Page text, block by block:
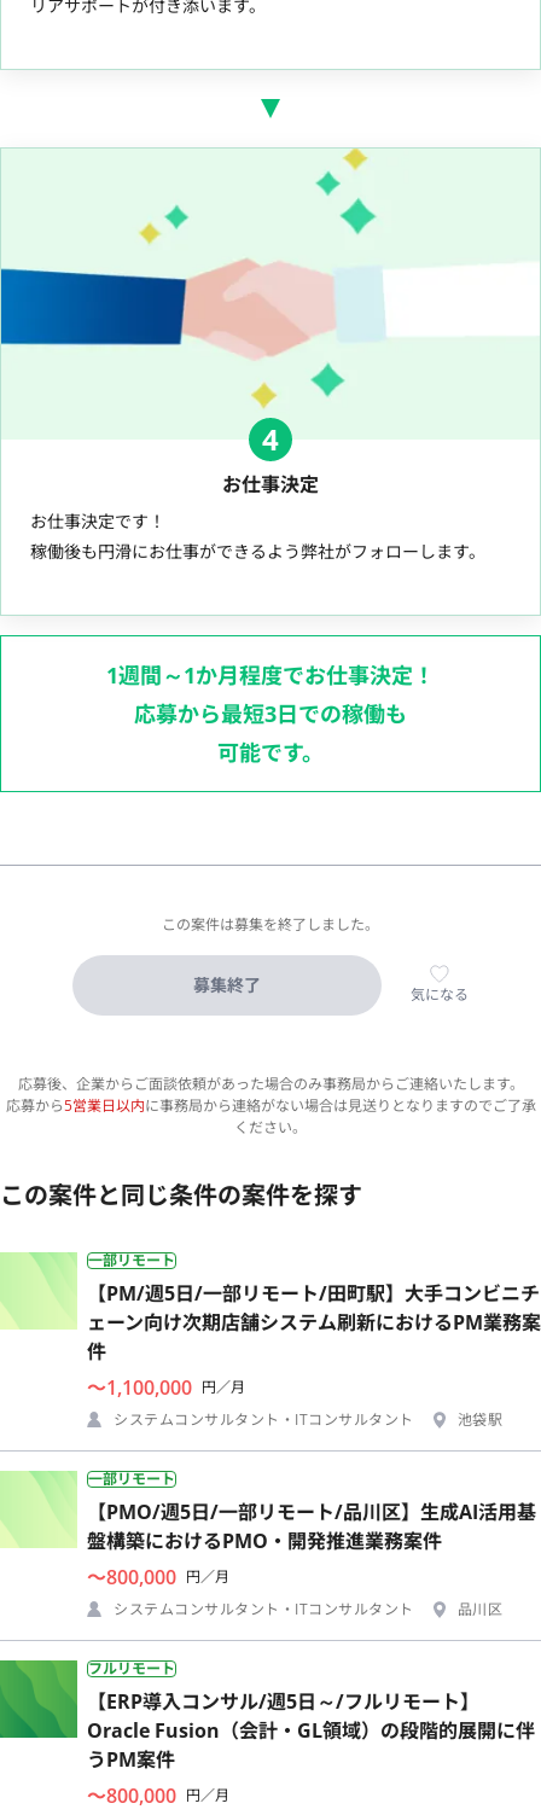
リアサポートが付き添います。
4
お仕事決定
お仕事決定です！
稼働後も円滑にお仕事ができるよう弊社がフォローします。
1週間～1か月程度でお仕事決定！
応募から最短3日での稼働も
可能です。
この案件は募集を終了しました。
募集終了 気になる
応募後、企業からご面談依頼があった場合のみ事務局からご連絡いたします。
応募から5営業日以内に事務局から連絡がない場合は見送りとなりますのでご了承
ください。
この案件と同じ条件の案件を探す
一部リモート
【PM/週5日/一部リモート/田町駅】大手コンビニチ
ェーン向け次期店舗システム刷新におけるPM業務案
件
〜1,100,000 円／月
システムコンサルタント・ITコンサルタント
池袋駅
一部リモート
【PMO/週5日/一部リモート/品川区】生成AI活用基
盤構築におけるPMO・開発推進業務案件
〜800,000 円／月
システムコンサルタント・ITコンサルタント
品川区
フルリモート
【ERP導入コンサル/週5日～/フルリモート】
Oracle Fusion（会計・GL領域）の段階的展開に伴
うPM案件
〜800,000 円／月